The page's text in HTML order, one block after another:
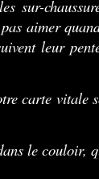
sur-
aimer
leur
carte vitale
le couloir,